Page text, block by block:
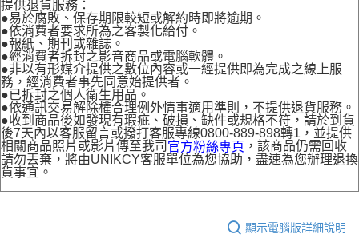
提供退貨服務：
●易於腐敗、保存期限較短或解約時即將逾期。
●依消費者要求所為之客製化給付。
●報紙、期刊或雜誌。
●經消費者拆封之影音商品或電腦軟體。
●非以有形媒介提供之數位內容或一經提供即為完成之線上服
務，經消費者事先同意始提供者。
●已拆封之個人衛生用品。
●依通訊交易解除權合理例外情事適用準則，不提供退貨服務。
●收到商品後如發現有瑕疵、破損、缺件或規格不符，請於到貨
後7天內以客服留言或撥打客服專線0800-889-898轉1，並提供
相關商品照片或影片傳至我司 官方粉絲專頁 ，該商品仍需回收
請勿丟棄，將由UNIKCY客服單位為您協助，盡速為您辦理退換
貨事宜。
顯示電腦版詳細說明